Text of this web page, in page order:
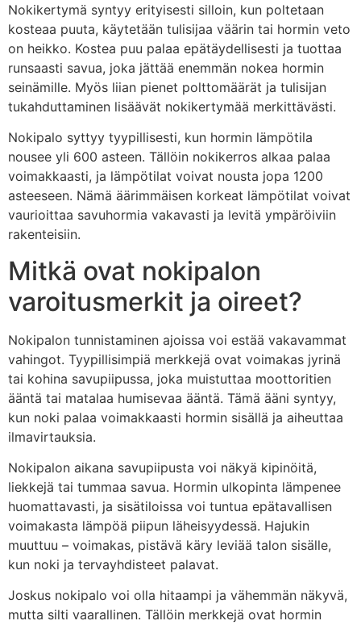
Nokikertymä syntyy erityisesti silloin, kun poltetaan
kosteaa puuta, käytetään tulisijaa väärin tai hormin veto
on heikko. Kostea puu palaa epätäydellisesti ja tuottaa
runsaasti savua, joka jättää enemmän nokea hormin
seinämille. Myös liian pienet polttomäärät ja tulisijan
tukahduttaminen lisäävät nokikertymää merkittävästi.
Nokipalo syttyy tyypillisesti, kun hormin lämpötila
nousee yli 600 asteen. Tällöin nokikerros alkaa palaa
voimakkaasti, ja lämpötilat voivat nousta jopa 1200
asteeseen. Nämä äärimmäisen korkeat lämpötilat voivat
vaurioittaa savuhormia vakavasti ja levitä ympäröiviin
rakenteisiin.
Mitkä ovat nokipalon
varoitusmerkit ja oireet?
Nokipalon tunnistaminen ajoissa voi estää vakavammat
vahingot. Tyypillisimpiä merkkejä ovat voimakas jyrinä
tai kohina savupiipussa, joka muistuttaa moottoritien
ääntä tai matalaa humisevaa ääntä. Tämä ääni syntyy,
kun noki palaa voimakkaasti hormin sisällä ja aiheuttaa
ilmavirtauksia.
Nokipalon aikana savupiipusta voi näkyä kipinöitä,
liekkejä tai tummaa savua. Hormin ulkopinta lämpenee
huomattavasti, ja sisätiloissa voi tuntua epätavallisen
voimakasta lämpöä piipun läheisyydessä. Hajukin
muuttuu – voimakas, pistävä käry leviää talon sisälle,
kun noki ja tervayhdisteet palavat.
Joskus nokipalo voi olla hitaampi ja vähemmän näkyvä,
mutta silti vaarallinen. Tällöin merkkejä ovat hormin